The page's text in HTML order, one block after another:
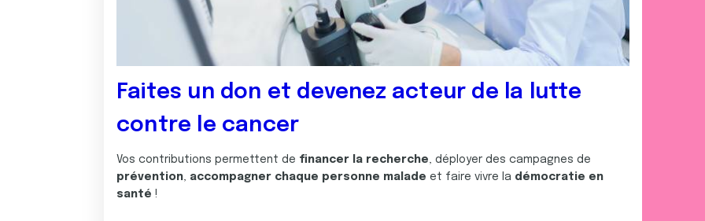
Faites un don et devenez acteur de la lutte
contre le cancer
Vos contributions permettent de financer la recherche, déployer des campagnes de
prévention, accompagner chaque personne malade et faire vivre la démocratie en
santé !